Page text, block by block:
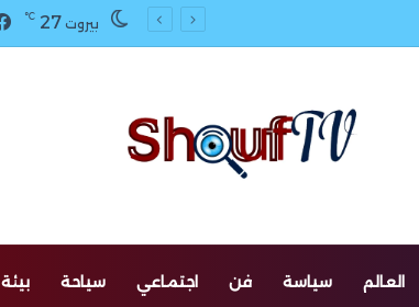
مسير واستطلاعي بيروت 27
℃
العالم سياسة فن اجتماعي سياحة بيئة